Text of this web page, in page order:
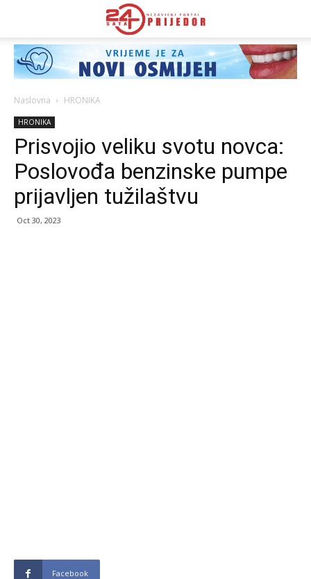
Naslovna HRONIKA
HRONIKA
Prisvojio veliku svotu novca:
Poslovođa benzinske pumpe
prijavljen tužilaštvu
Oct 30, 2023
Facebook